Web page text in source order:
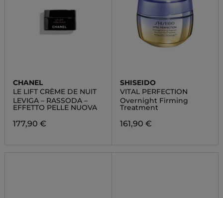
CHANEL
LE LIFT CRÈME DE NUIT
LEVIGA – RASSODA –
EFFETTO PELLE NUOVA
177,90 €
SHISEIDO
VITAL PERFECTION
Overnight Firming
Treatment
161,90 €